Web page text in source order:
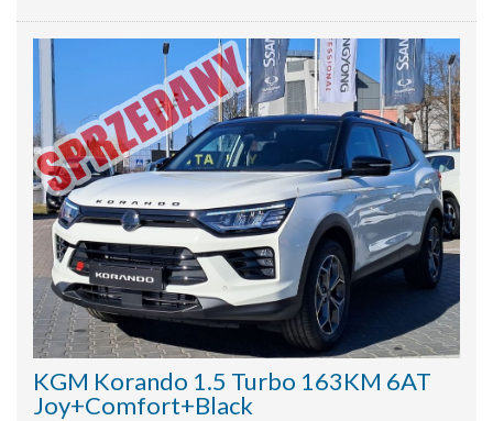
KGM Korando 1.5 Turbo 163KM 6AT
Joy+Comfort+Black